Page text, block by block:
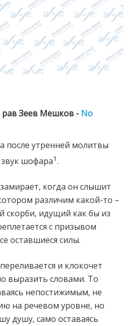
рав Зеев Мешков - No
после утренней молитвы
шофара1.
когда он слышит
различим какой-то –
скорби, идущий как бы из
с призывом
оставшиеся силы.
и клокочет
выразить словами. То
непостижимым, не
на речевом уровне, но
душу, само оставаясь